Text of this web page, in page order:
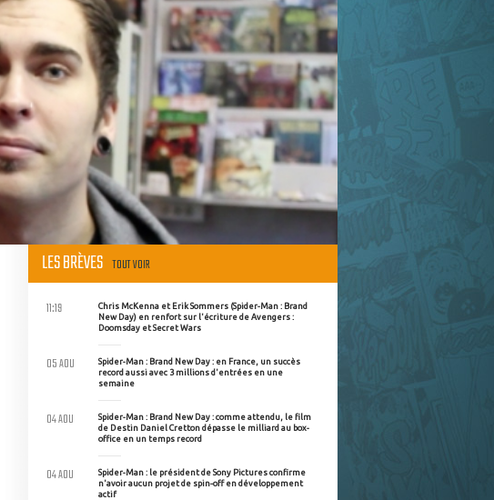
LES BRÈVES TOUT VOIR
Chris McKenna et Erik Sommers (Spider-Man : Brand
New Day) en renfort sur l'écriture de Avengers :
Doomsday et Secret Wars
11:19
Spider-Man : Brand New Day : en France, un succès
record aussi avec 3 millions d'entrées en une
semaine
05 AOU
Spider-Man : Brand New Day : comme attendu, le film
de Destin Daniel Cretton dépasse le milliard au box-
office en un temps record
04 AOU
Spider-Man : le président de Sony Pictures confirme
n'avoir aucun projet de spin-off en développement
actif
04 AOU